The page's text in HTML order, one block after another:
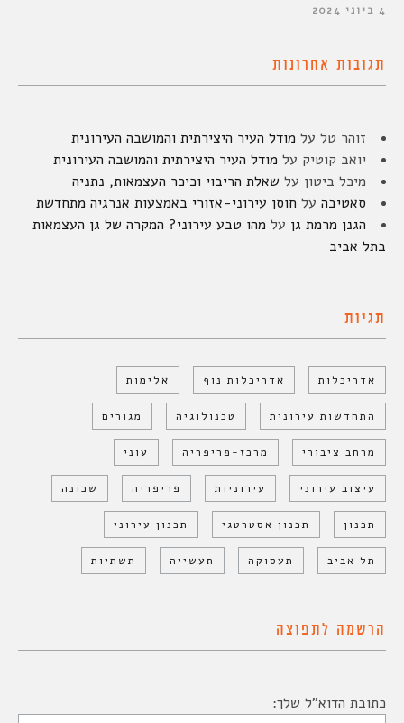
4 ביוני 2024
תגובות אחרונות
זוהר טל על מודל העיר היצירתית והמושבה העירונית
יואב קוטיק על מודל העיר היצירתית והמושבה העירונית
מיכל ביטון על שאלת הריבוי וכיכר העצמאות, נתניה
סאטיבה על חוסן עירוני-אזורי באמצעות אנרגיה מתחדשת
הגנן מרמת גן על מהו טבע עירוני? המקרה של גן העצמאות
בתל אביב
תגיות
אדריכלות אדריכלות נוף אלימות
התחדשות עירונית טכנולוגיה מגורים
מרחב ציבורי מרכז-פריפריה עוני
עיצוב עירוני עירוניות פריפריה שכונה
תכנון תכנון אסטרטגי תכנון עירוני
תל אביב תעסוקה תעשייה תשתיות
הרשמה לתפוצה
כתובת הדוא"ל שלך: